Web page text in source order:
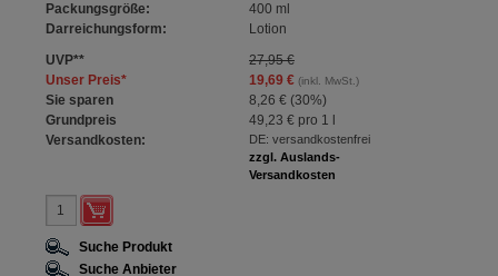
Packungsgröße:
400 ml
Darreichungsform:
Lotion
UVP**
27,95 €
Unser Preis* 19,69 €(inkl. MwSt.)
Sie sparen 8,26 € (30%)
Grundpreis
49,23 €pro 1 l
Versandkosten:
DE: versandkostenfrei
zzgl. Auslands-
Versandkosten
Suche Produkt
Suche Anbieter